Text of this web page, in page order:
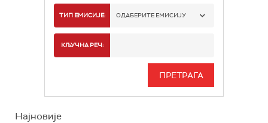
РАДИО БЕОГРАД 1
РАДИО БЕОГРАД 3
ТИП ЕМИСИЈЕ: ОДАБЕРИТЕ ЕМИСИЈУ
ИНФО
КЉУЧНА РЕЧ:
Најновије